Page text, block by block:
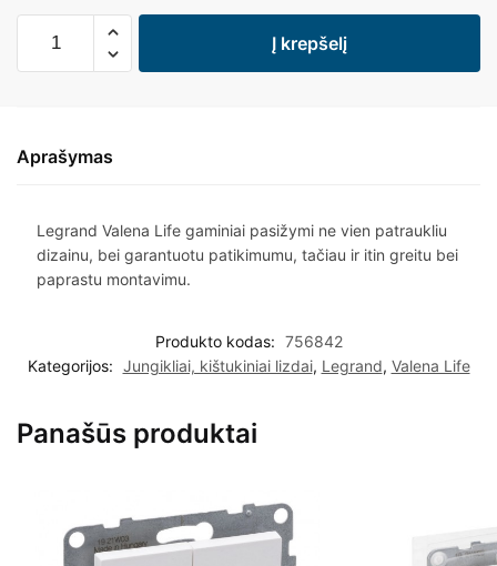
Į krepšelį
Aprašymas
Legrand Valena Life gaminiai pasižymi ne vien patraukliu
dizainu, bei garantuotu patikimumu, tačiau ir itin greitu bei
paprastu montavimu.
Produkto kodas: 756842
Kategorijos: Jungikliai, kištukiniai lizdai, Legrand, Valena Life
Panašūs produktai